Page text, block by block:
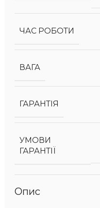
ЧАС РОБОТИ
ВАГА
ГАРАНТІЯ
УМОВИ
ГАРАНТІЇ
Опис